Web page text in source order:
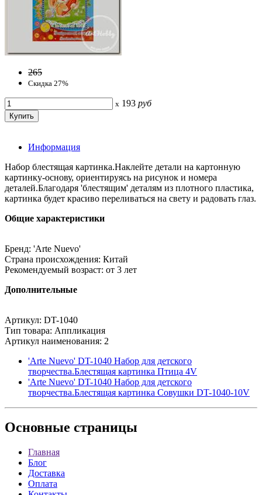
265
Скидка 27%
x 193 руб
Информация
Набор блестящая картинка.Наклейте детали на картонную
картинку-основу, ориентируясь на рисунок и номера
деталей.Благодаря 'блестящим' деталям из плотного пластика,
картинка будет красиво переливаться на свету и радовать глаз.
Общие характеристики
Бренд: 'Arte Nuevo'
Страна происхождения: Китай
Рекомендуемый возраст: от 3 лет
Дополнительные
Артикул: DT-1040
Тип товара: Аппликация
Артикул наименования: 2
'Arte Nuevo' DT-1040 Набор для детского
творчества.Блестящая картинка Птица 4V
'Arte Nuevo' DT-1040 Набор для детского
творчества.Блестящая картинка Совушки DT-1040-10V
Основные страницы
Главная
Блог
Доставка
Оплата